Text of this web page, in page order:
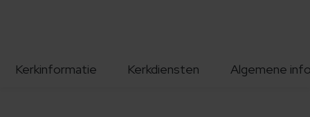
Kerkinformatie Kerkdiensten Algemene